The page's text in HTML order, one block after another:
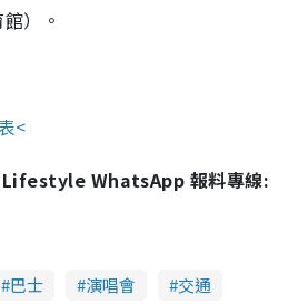
）。
<
Lifestyle WhatsApp 報料專線:
巴士 演唱會 交通